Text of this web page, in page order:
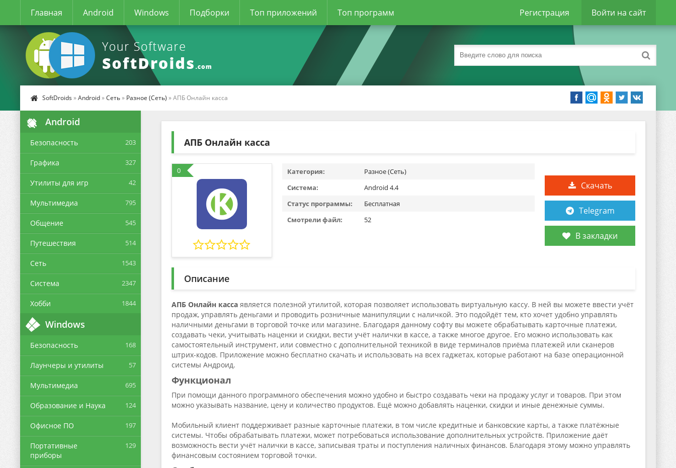
Главная Android Windows Подборки Топ приложений Топ программ Регистрация Войти на сайт
SoftDroids »Android»Сеть» Разное (Сеть) » АПБ Онлайн касса
Android
Безопасность 203
Графика 327
Утилиты для игр 42
Мультимедиа 795
Общение 545
Путешествия 514
Сеть 1543
Система 2347
Хобби 1844
Windows
Безопасность 168
Лаунчеры и утилиты 57
Мультимедиа 695
Образование и Наука 124
Офисное ПО 197
Портативные
приборы
129
АПБ Онлайн касса
0
Скачать
Telegram
В закладки
Категория:
Разное (Сеть)
Система:
Android 4.4
Статус программы:
Бесплатная
Смотрели файл:
52
Описание
АПБ Онлайн касса является полезной утилитой, которая позволяет использовать виртуальную кассу. В ней вы можете ввести учёт
продаж, управлять деньгами и проводить розничные манипуляции с наличкой. Это подойдёт тем, кто хочет удобно управлять
наличными деньгами в торговой точке или магазине. Благодаря данному софту вы можете обрабатывать карточные платежи,
создавать чеки, учитывать наценки и скидки, вести учёт налички в кассе, а также многое другое. Его можно использовать как
самостоятельный инструмент, или совместно с дополнительной техникой в виде терминалов приёма платежей или сканеров
штрих-кодов. Приложение можно бесплатно скачать и использовать на всех гаджетах, которые работают на базе операционной
системы Андроид.
Функционал
При помощи данного программного обеспечения можно удобно и быстро создавать чеки на продажу услуг и товаров. При этом
можно указывать название, цену и количество продуктов. Ещё можно добавлять наценки, скидки и иные денежные суммы.
Мобильный клиент поддерживает разные карточные платежи, в том числе кредитные и банковские карты, а также платёжные
системы. Чтобы обрабатывать платежи, может потребоваться использование дополнительных устройств. Приложение даёт
возможность вести учёт налички в кассе, записывая траты и поступления наличных финансов. Благодаря этому можно управлять
финансовым состоянием торговой точки.